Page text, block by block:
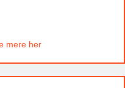
mere her